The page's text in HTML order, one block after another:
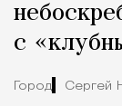
с
Город Сергей